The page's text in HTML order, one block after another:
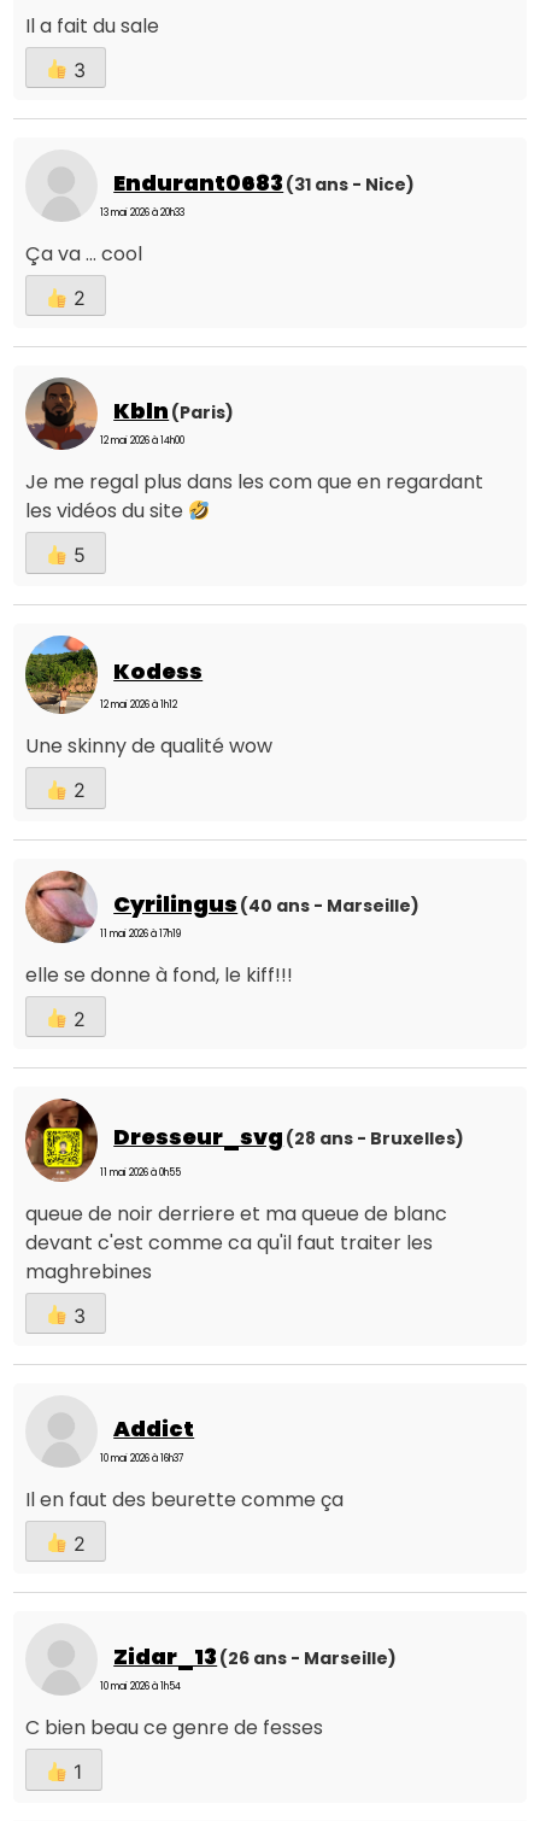
Il a fait du sale
3
Endurant0683 (31 ans - Nice)
13 mai 2026 à 20h33
Ça va ... cool
2
Kbln (Paris)
12 mai 2026 à 14h00
Je me regal plus dans les com que en regardant
les vidéos du site
5
Kodess
12 mai 2026 à 1h12
Une skinny de qualité wow
2
Cyrilingus (40 ans - Marseille)
11 mai 2026 à 17h19
elle se donne à fond, le kiff!!!
2
Dresseur_svg (28 ans - Bruxelles)
11 mai 2026 à 0h55
queue de noir derriere et ma queue de blanc
devant c'est comme ca qu'il faut traiter les
maghrebines
3
Addict
10 mai 2026 à 16h37
Il en faut des beurette comme ça
2
Zidar_13 (26 ans - Marseille)
10 mai 2026 à 1h54
C bien beau ce genre de fesses
1